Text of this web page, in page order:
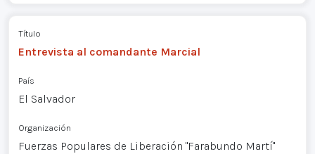
Título
Entrevista al comandante Marcial
País
El Salvador
Organización
Fuerzas Populares de Liberación "Farabundo Martí"